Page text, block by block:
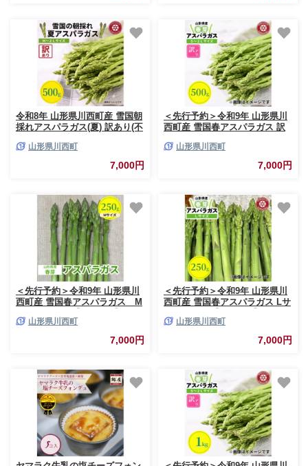
令和8年 山形県川西町産 雪国朝
採れアスパラガス(夏) 訳あり(不
500g【1764659】
山形県川西町
7,000円
＜先行予約＞令和9年 山形県川
西町産 雪国春アスパラガス 訳
500g【1764700】
山形県川西町
7,000円
＜先行予約＞令和9年 山形県川
西町産 雪国春アスパラガス M
山形県川西町
7,000円
＜先行予約＞令和9年 山形県川
西町産 雪国春アスパラガス Lサ
山形県川西町
7,000円